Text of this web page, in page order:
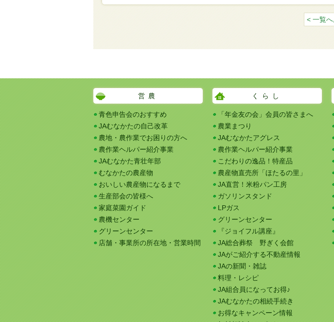
< 一覧へ
営農
青色申告会のおすすめ
JAむなかたの自己改革
農地・農作業でお困りの方へ
農作業ヘルパー紹介事業
JAむなかた青壮年部
むなかたの農産物
おいしい農産物になるまで
生産部会の皆様へ
家庭菜園ガイド
農機センター
グリーンセンター
店舗・事業所の所在地・営業時間
くらし
「年金友の会」会員の皆さまへ
農業まつり
JAむなかたアグレス
農作業ヘルパー紹介事業
こだわりの逸品！特産品
農産物直売所「ほたるの里」
JA直営！米粉パン工房
ガソリンスタンド
LPガス
グリーンセンター
『ジョイフル講座』
JA総合葬祭 野ぎく会館
JAがご紹介する不動産情報
JAの新聞・雑誌
料理・レシピ
JA組合員になってお得♪
JAむなかたの相続手続き
お得なキャンペーン情報